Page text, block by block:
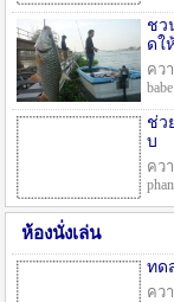
ชว
ดใ
คว
ช่ว
บ
คว
ห้องนั่งเล่น
ทด
คว